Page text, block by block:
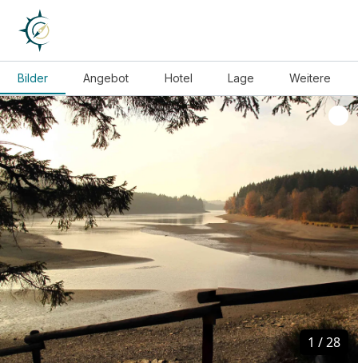
Bilder Angebot Hotel Lage Weitere
1 /28
1 /28